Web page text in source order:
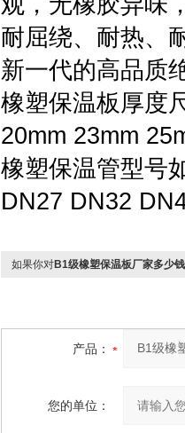
耐屈绕、耐热、
新一代的高品质
橡塑保温板厚度
20mm 23mm
橡塑保温管型号
DN27 DN32
如果你对B1级橡塑保温板厂家多少
产品：
您的单位：